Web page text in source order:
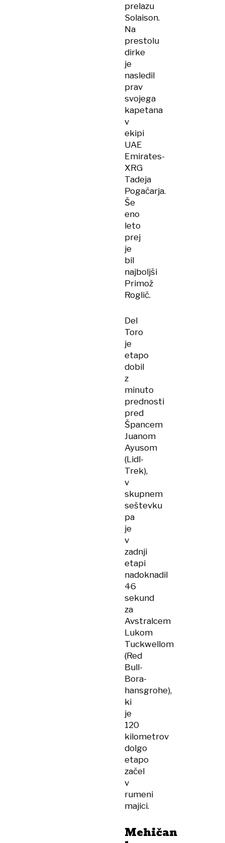
prelazu
Solaison.
Na
prestolu
dirke
je
nasledil
prav
svojega
kapetana
v
ekipi
UAE
Emirates-
XRG
Tadeja
Pogačarja.
Še
eno
leto
prej
je
bil
najboljši
Primož
Roglič.
Del
Toro
je
etapo
dobil
z
minuto
prednosti
pred
Špancem
Juanom
Ayusom
(Lidl-
Trek),
v
skupnem
seštevku
pa
je
v
zadnji
etapi
nadoknadil
46
sekund
za
Avstralcem
Lukom
Tuckwellom
(Red
Bull-
Bora-
hansgrohe),
ki
je
120
kilometrov
dolgo
etapo
začel
v
rumeni
majici.
Mehičan